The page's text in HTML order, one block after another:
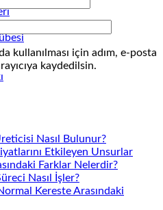
kullanılması için adım, e-posta
kaydedilsin.
Nasıl Bulunur?
Etkileyen Unsurlar
Farklar Nelerdir?
Nasıl İşler?
Kereste Arasındaki